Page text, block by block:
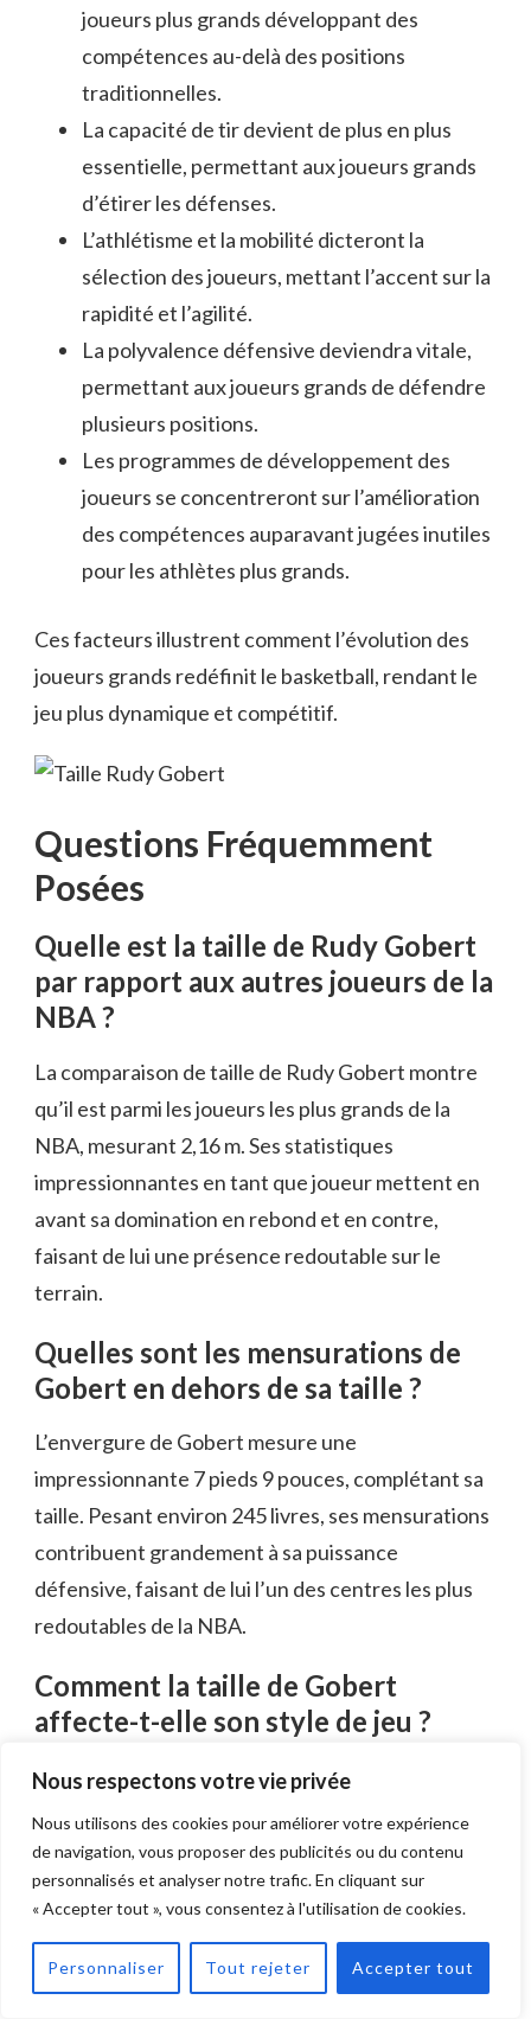
Nous respectons votre vie privée
Nous utilisons des cookies pour améliorer votre expérience
de navigation, vous proposer des publicités ou du contenu
personnalisés et analyser notre trafic. En cliquant sur
« Accepter tout », vous consentez à l'utilisation de cookies.
Personnaliser Tout rejeter Accepter tout
joueurs plus grands développant des
compétences au-delà des positions
traditionnelles.
La capacité de tir devient de plus en plus
essentielle, permettant aux joueurs grands
d’étirer les défenses.
L’athlétisme et la mobilité dicteront la
sélection des joueurs, mettant l’accent sur la
rapidité et l’agilité.
La polyvalence défensive deviendra vitale,
permettant aux joueurs grands de défendre
plusieurs positions.
Les programmes de développement des
joueurs se concentreront sur l’amélioration
des compétences auparavant jugées inutiles
pour les athlètes plus grands.
Ces facteurs illustrent comment l’évolution des
joueurs grands redéfinit le basketball, rendant le
jeu plus dynamique et compétitif.
Questions Fréquemment
Posées
Quelle est la taille de Rudy Gobert
par rapport aux autres joueurs de la
NBA ?
La comparaison de taille de Rudy Gobert montre
qu’il est parmi les joueurs les plus grands de la
NBA, mesurant 2,16 m. Ses statistiques
impressionnantes en tant que joueur mettent en
avant sa domination en rebond et en contre,
faisant de lui une présence redoutable sur le
terrain.
Quelles sont les mensurations de
Gobert en dehors de sa taille ?
L’envergure de Gobert mesure une
impressionnante 7 pieds 9 pouces, complétant sa
taille. Pesant environ 245 livres, ses mensurations
contribuent grandement à sa puissance
défensive, faisant de lui l’un des centres les plus
redoutables de la NBA.
Comment la taille de Gobert
affecte-t-elle son style de jeu ?
La taille de Gobert lui confère un avantage
défensif significatif, lui permettant de bloquer 2,3
tirs par match. Cependant, cela impose également
des limitations offensives, le rendant moins
polyvalent en matière de scoring par rapport à des
joueurs plus petits et plus agiles.